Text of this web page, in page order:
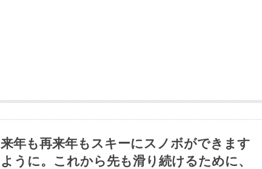
来年も再来年もスキーにスノボができます
ように。これから先も滑り続けるために、